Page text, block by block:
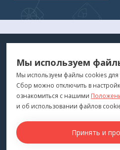
ДЛЯ ВАС
"Медтехника для Вас"©2026
ПОКУПАТЕЛЯМ
Каталог
Бренды
Для оптовиков
Мы используем
Мы используем файлы cookies
Сбор можно отключить в
ознакомиться с нашими
и об использовании файлов
Принять и